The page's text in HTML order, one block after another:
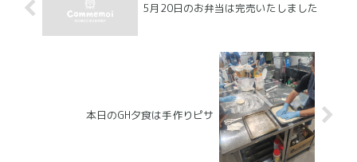
5月20日のお弁当は完売いたしました
本日のGH夕食は手作りピサ